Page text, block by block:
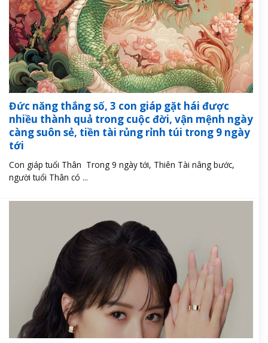
Đức năng thắng số, 3 con giáp gặt hái được
nhiều thành quả trong cuộc đời, vận mệnh ngày
càng suôn sẻ, tiền tài rủng rỉnh túi trong 9 ngày
tới
Con giáp tuổi Thân Trong 9 ngày tới, Thiên Tài nâng bước,
người tuổi Thân có ...